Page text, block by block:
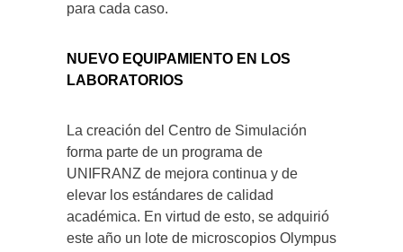
para cada caso.
NUEVO EQUIPAMIENTO EN LOS
LABORATORIOS
La creación del Centro de Simulación
forma parte de un programa de
UNIFRANZ de mejora continua y de
elevar los estándares de calidad
académica. En virtud de esto, se adquirió
este año un lote de microscopios Olympus